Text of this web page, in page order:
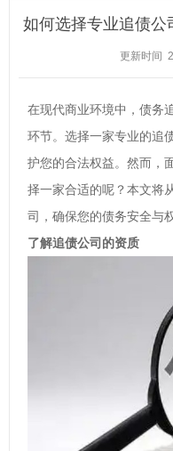
如何选择专业追债公
更新时间
在现代商业环境中，债务
环节。选择一家专业的追
护您的合法权益。然而，
择一家合适的呢？本文将
司，确保您的债务安全与
了解追债公司的资质